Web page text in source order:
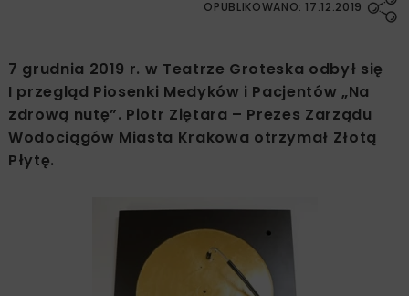
OPUBLIKOWANO: 17.12.2019
7 grudnia 2019 r. w Teatrze Groteska odbył się
I przegląd Piosenki Medyków i Pacjentów „Na
zdrową nutę”. Piotr Ziętara – Prezes Zarządu
Wodociągów Miasta Krakowa otrzymał Złotą
Płytę.